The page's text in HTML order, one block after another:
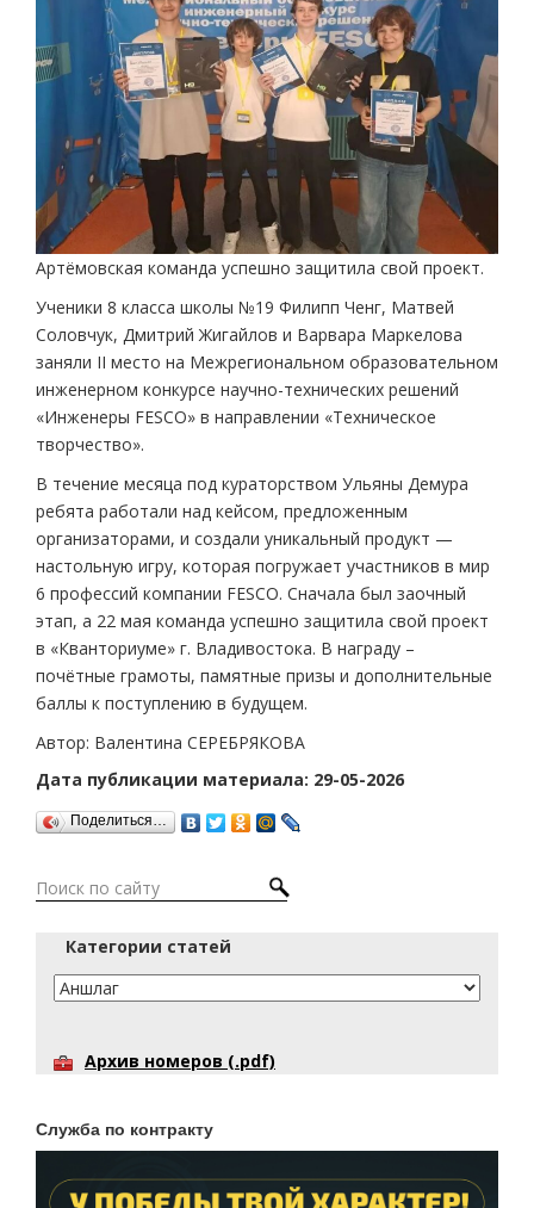
Артёмовская команда успешно защитила свой проект.
Ученики 8 класса школы №19 Филипп Ченг, Матвей
Соловчук, Дмитрий Жигайлов и Варвара Маркелова
заняли II место на Межрегиональном образовательном
инженерном конкурсе научно-технических решений
«Инженеры FESCO» в направлении «Техническое
творчество».
В течение месяца под кураторством Ульяны Демура
ребята работали над кейсом, предложенным
организаторами, и создали уникальный продукт —
настольную игру, которая погружает участников в мир
6 профессий компании FESCO. Сначала был заочный
этап, а 22 мая команда успешно защитила свой проект
в «Кванториуме» г. Владивостока. В награду –
почётные грамоты, памятные призы и дополнительные
баллы к поступлению в будущем.
Автор: Валентина СЕРЕБРЯКОВА
Дата публикации материала: 29-05-2026
Поделиться…
Категории статей
Архив номеров (.pdf)
Служба по контракту